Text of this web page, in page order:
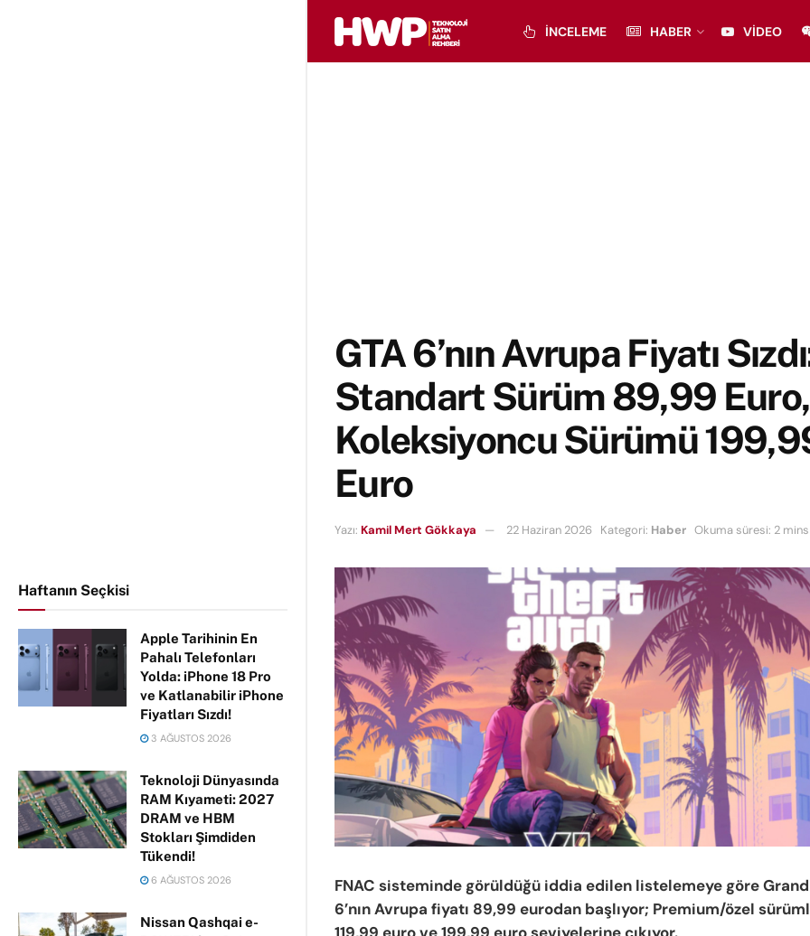
Haftanın Seçkisi
Apple Tarihinin En
Pahalı Telefonları
Yolda: iPhone 18 Pro
ve Katlanabilir iPhone
Fiyatları Sızdı!
3 AĞUSTOS 2026
Teknoloji Dünyasında
RAM Kıyameti: 2027
DRAM ve HBM
Stokları Şimdiden
Tükendi!
6 AĞUSTOS 2026
Nissan Qashqai e-
İNCELEME HABER VIDEO
GTA 6’nın Avrupa Fiyatı
Standart Sürüm 89,99 Euro,
Koleksiyoncu Sürümü
Euro
Yazı: Kamil Mert Gökkaya 22 Haziran 2026 Kategori: Haber Okuma süresi: 2
FNAC sisteminde görüldüğü iddia edilen listelemeye göre
6’nın Avrupa fiyatı 89,99 eurodan başlıyor; Premium/özel